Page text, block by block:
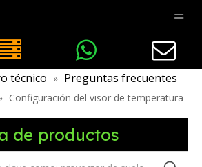
técnico » Preguntas frecuentes
Configuración del visor de temperatura
de productos